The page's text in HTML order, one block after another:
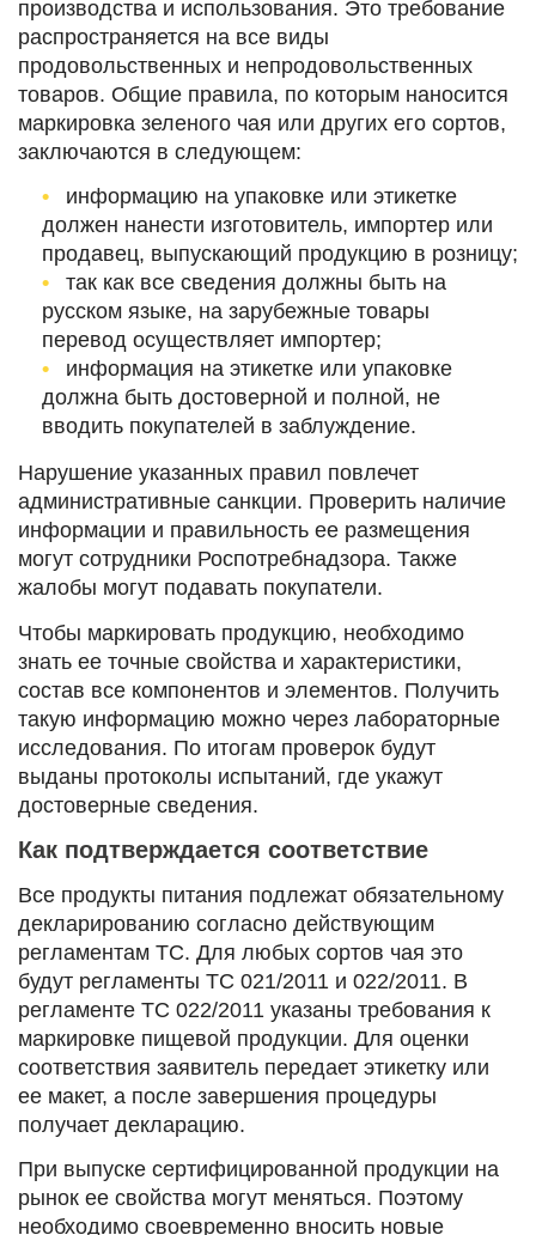
производства и использования. Это требование
распространяется на все виды
продовольственных и непродовольственных
товаров. Общие правила, по которым наносится
маркировка зеленого чая или других его сортов,
заключаются в следующем:
информацию на упаковке или этикетке
должен нанести изготовитель, импортер или
продавец, выпускающий продукцию в розницу;
так как все сведения должны быть на
русском языке, на зарубежные товары
перевод осуществляет импортер;
информация на этикетке или упаковке
должна быть достоверной и полной, не
вводить покупателей в заблуждение.
Нарушение указанных правил повлечет
административные санкции. Проверить наличие
информации и правильность ее размещения
могут сотрудники Роспотребнадзора. Также
жалобы могут подавать покупатели.
Чтобы маркировать продукцию, необходимо
знать ее точные свойства и характеристики,
состав все компонентов и элементов. Получить
такую информацию можно через лабораторные
исследования. По итогам проверок будут
выданы протоколы испытаний, где укажут
достоверные сведения.
Как подтверждается соответствие
Все продукты питания подлежат обязательному
декларированию согласно действующим
регламентам ТС. Для любых сортов чая это
будут регламенты ТС 021/2011 и 022/2011. В
регламенте ТС 022/2011 указаны требования к
маркировке пищевой продукции. Для оценки
соответствия заявитель передает этикетку или
ее макет, а после завершения процедуры
получает декларацию.
При выпуске сертифицированной продукции на
рынок ее свойства могут меняться. Поэтому
необходимо своевременно вносить новые